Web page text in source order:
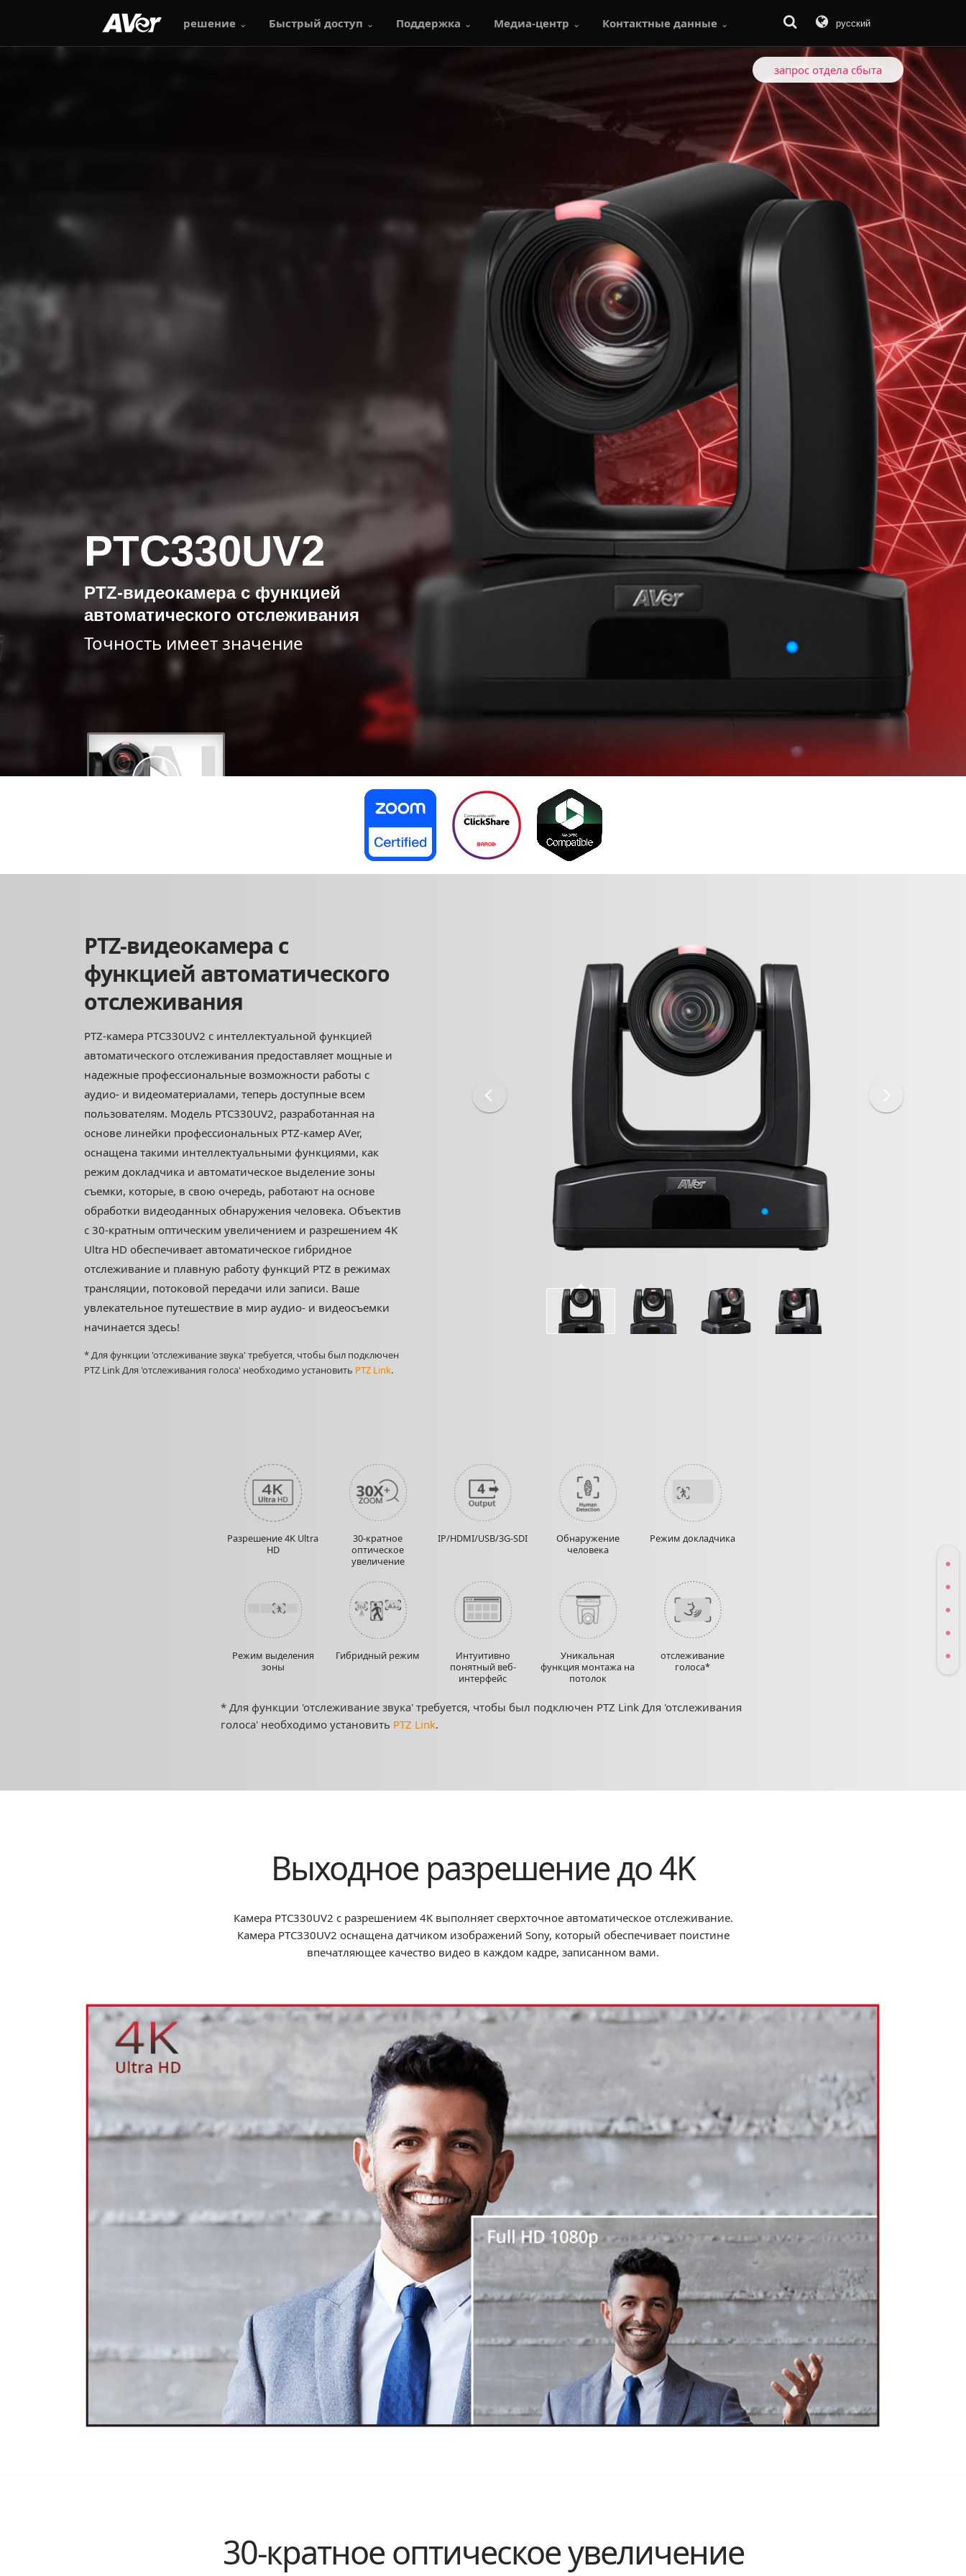
решение Быстрый доступ Поддержка Медиа-центр Контактные данные русский
запрос отдела сбыта
PTC330UV2
PTZ-видеокамера с функцией
автоматического отслеживания
Точность имеет значение
-
PTZ-видеокамера с
функцией автоматического
отслеживания
PTZ-камера PTC330UV2 с интеллектуальной функцией
автоматического отслеживания предоставляет мощные и
надежные профессиональные возможности работы с
аудио- и видеоматериалами, теперь доступные всем
пользователям. Модель PTC330UV2, разработанная на
основе линейки профессиональных PTZ-камер AVer,
оснащена такими интеллектуальными функциями, как
режим докладчика и автоматическое выделение зоны
съемки, которые, в свою очередь, работают на основе
обработки видеоданных обнаружения человека. Объектив
с 30-кратным оптическим увеличением и разрешением 4K
Ultra HD обеспечивает автоматическое гибридное
отслеживание и плавную работу функций PTZ в режимах
трансляции, потоковой передачи или записи. Ваше
увлекательное путешествие в мир аудио- и видеосъемки
начинается здесь!
* Для функции 'отслеживание звука' требуется, чтобы был подключен
PTZ Link Для 'отслеживания голоса' необходимо установить PTZ Link.
Разрешение 4K Ultra
HD
30-кратное
оптическое
увеличение
IP/HDMI/USB/3G-SDI
Обнаружение
человека
Режим докладчика
Режим выделения
зоны
Гибридный режим
Интуитивно
понятный веб-
интерфейс
Уникальная
функция монтажа на
потолок
отслеживание
голоса*
* Для функции 'отслеживание звука' требуется, чтобы был подключен PTZ Link Для 'отслеживания
голоса' необходимо установить PTZ Link.
Выходное разрешение до 4K
Камера PTC330UV2 с разрешением 4K выполняет сверхточное автоматическое отслеживание.
Камера PTC330UV2 оснащена датчиком изображений Sony, который обеспечивает поистине
впечатляющее качество видео в каждом кадре, записанном вами.
30-кратное оптическое увеличение